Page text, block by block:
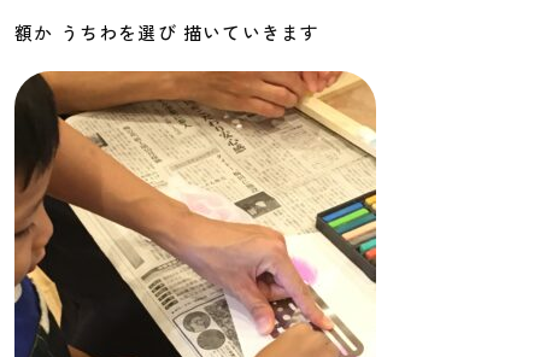
額か うちわを選び 描いていきます